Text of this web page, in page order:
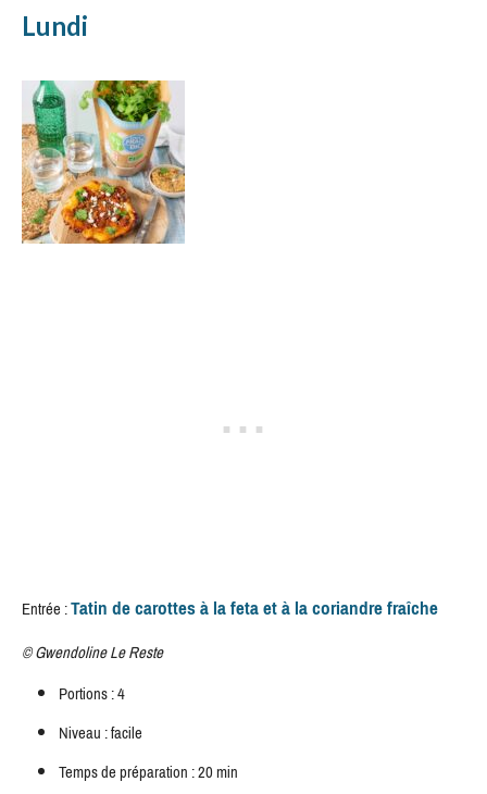
Lundi
Entrée :Tatin de carottes à la feta et à la coriandre fraîche
©Gwendoline Le Reste
Portions : 4
Niveau : facile
Temps de préparation : 20 min